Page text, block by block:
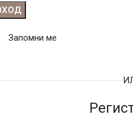
Запомни ме